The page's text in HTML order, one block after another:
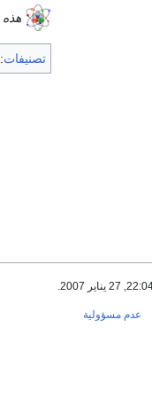
هذه
تصنيفات:
عدم مسؤولية